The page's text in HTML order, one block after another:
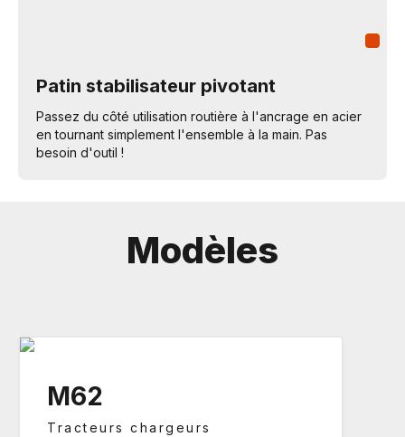
Patin stabilisateur pivotant
Passez du côté utilisation routière à l'ancrage en acier
en tournant simplement l'ensemble à la main. Pas
besoin d'outil !
Modèles
M62
Tracteurs chargeurs